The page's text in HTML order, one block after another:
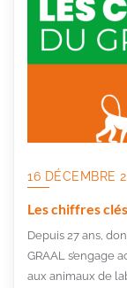
16 DÉCEMBRE
Les chiffres
Depuis 27 ans,
GRAAL s’engage
aux animaux de